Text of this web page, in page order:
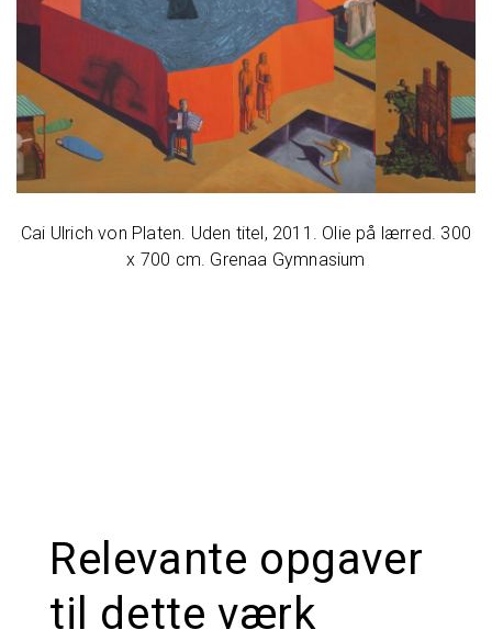
Cai Ulrich von Platen. Uden titel, 2011. Olie på lærred. 300
x 700 cm. Grenaa Gymnasium
Relevante opgaver
til dette værk